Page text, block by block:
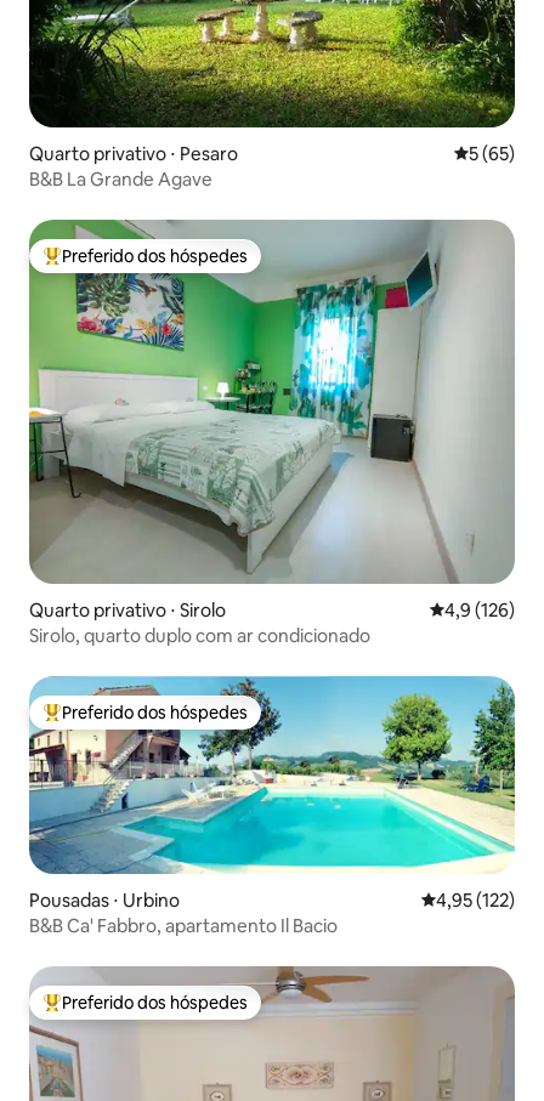
Quarto privativo ⋅ Pesaro 5 de uma
5 (65)
B&B La Grande Agave
Entre os melhores preferidos dos hóspedes
Preferido dos hóspedes
Quarto privativo ⋅ Sirolo 4,9 de uma
4,9 (126)
Sirolo, quarto duplo com ar condicionado
Entre os melhores preferidos dos hóspedes
Preferido dos hóspedes
Pousadas ⋅ Urbino 4,95 de uma
4,95 (122)
B&B Ca' Fabbro, apartamento Il Bacio
Entre os melhores preferidos dos hóspedes
Preferido dos hóspedes